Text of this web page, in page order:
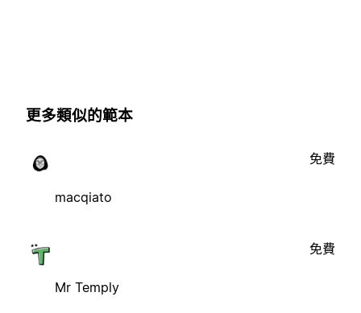
更多類似的範本
macqiato
免費
Mr Temply
免費